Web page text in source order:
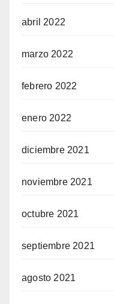
abril 2022
marzo 2022
febrero 2022
enero 2022
diciembre 2021
noviembre 2021
octubre 2021
septiembre 2021
agosto 2021